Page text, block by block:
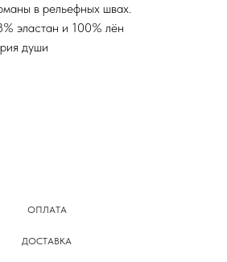
в рельефных швах.
эластан и 100% лён
души
ОПЛАТА
ДОСТАВКА